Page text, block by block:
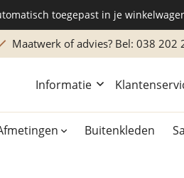
toegepast in je
Maatwerk of advies? Bel: 038 202
Informatie
Buitenkleden